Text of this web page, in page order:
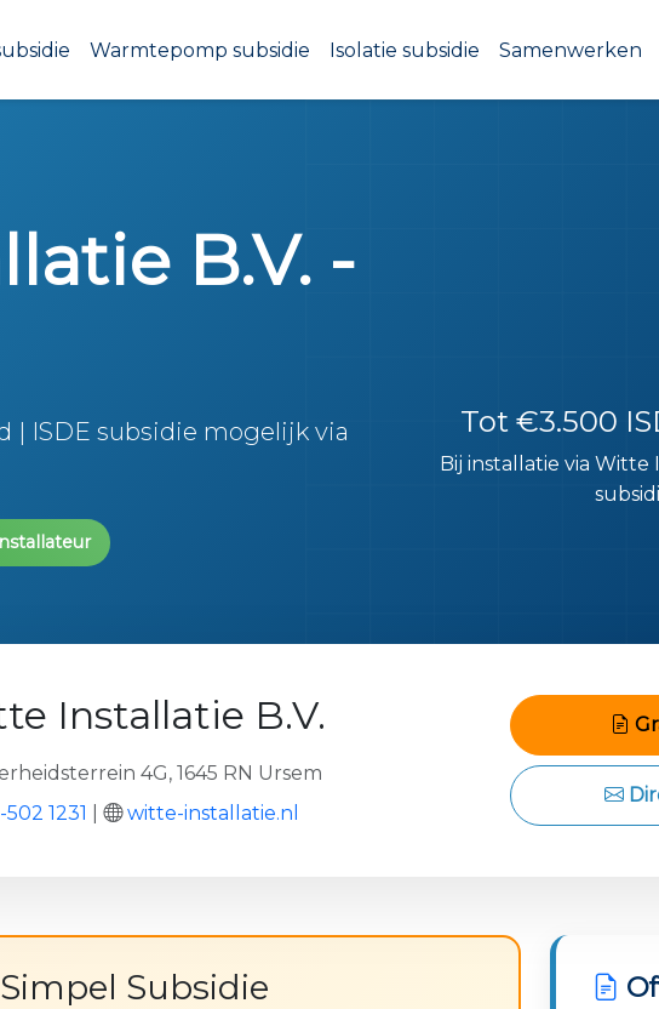
Warmtepomp subsidie Isolatie subsidie Samenwerken
B.V. -
| ISDE subsidie mogelijk via
Tot €3.500
Bij installatie via Witte
Installatie B.V.
4G, 1645 RN Ursem
1231
| witte-installatie.nl
Subsidie